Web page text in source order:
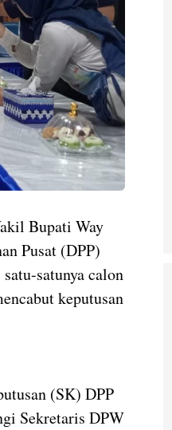
Bupati Way
Pusat (DPP)
satunya calon
keputusan
(SK) DPP
Sekretaris DPW